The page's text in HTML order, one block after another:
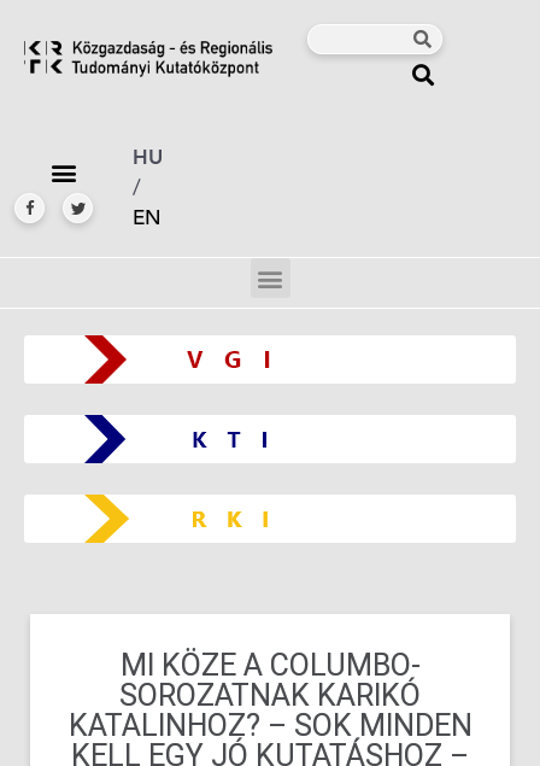
HU
/
EN
MI KÖZE A COLUMBO-
SOROZATNAK KARIKÓ
KATALINHOZ? – SOK MINDEN
KELL EGY JÓ KUTATÁSHOZ –